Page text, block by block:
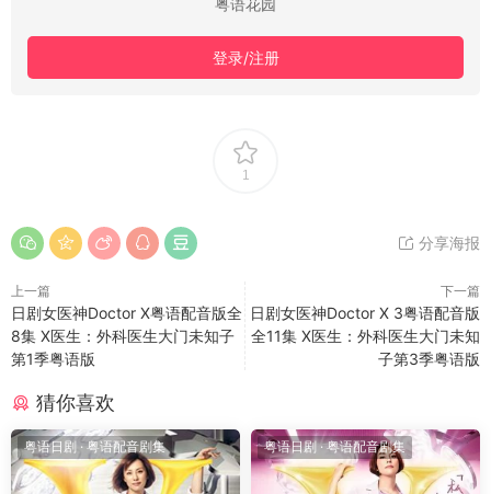
粤语花园
登录/注册
1
分享海报
上一篇
日剧女医神Doctor X粤语配音版全
8集 X医生：外科医生大门未知子
第1季粤语版
下一篇
日剧女医神Doctor X 3粤语配音版
全11集 X医生：外科医生大门未知
子第3季粤语版
猜你喜欢
粤语日剧 ·粤语配音剧集 粤语日剧·粤语配音剧集